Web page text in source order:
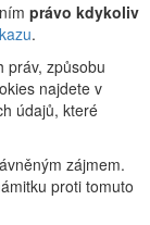
právo kdykoliv
.
práv, způsobu
najdete v
údajů, které
zájmem.
proti tomuto